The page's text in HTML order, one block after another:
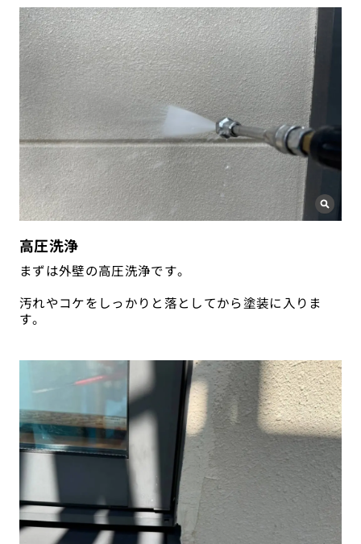
高圧洗浄
まずは外壁の高圧洗浄です。
汚れやコケをしっかりと落としてから塗装に入りま
す。